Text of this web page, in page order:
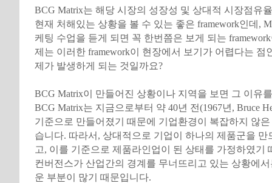
BCG Matrix는 해당 시장의 성장성 및 상대적 시장점유
현재 처해있는 상황을 볼 수 있는 좋은 framework인데,
케팅 수업을 듣게 되면 꼭 한번쯤은 보게 되는
제는 이러한 framework이 현장에서 보기가 어렵다는 점
제가 발생하게 되는 것일까요?
BCG Matrix이 만들어진 상황이나 지역을 보면 그 이유
BCG Matrix는 지금으로부터 약 40년 전(1967년, Bruce
기준으로 만들어졌기 때문에 기업환경이 복잡하지 않
습니다. 따라서, 상대적으로 기업이 하나의 제품군을 만
고, 이를 기준으로 제품라인업이 된 상태를 가정하였기
컨버전스가 산업간의 경계를 무너뜨리고 있는 상황에
운 부분이 많기 때문입니다.